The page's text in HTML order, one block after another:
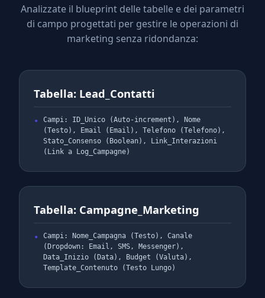
Analizzate il blueprint delle tabelle e dei parametri
di campo progettati per gestire le operazioni di
marketing senza ridondanza:
Tabella: Lead_Contatti
Campi: ID_Unico (Auto-increment), Nome
(Testo), Email (Email), Telefono (Telefono),
Stato_Consenso (Boolean), Link_Interazioni
(Link a Log_Campagne)
Tabella: Campagne_Marketing
Campi: Nome_Campagna (Testo), Canale
(Dropdown: Email, SMS, Messenger),
Data_Inizio (Data), Budget (Valuta),
Template_Contenuto (Testo Lungo)